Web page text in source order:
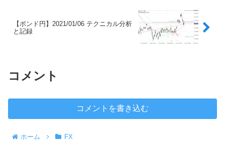
【ポンド円】2021/01/06 テクニカル分析
と記録
コメント
コメントを書き込む
ホーム FX